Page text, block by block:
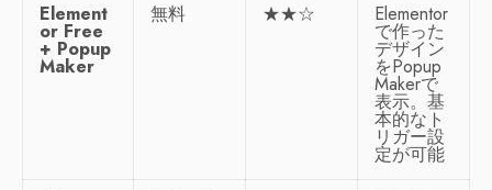
Element
or Free
+ Popup
Maker
無料 ★★☆ Elementor
で作った
デザイン
をPopup
Makerで
表示。基
本的なト
リガー設
定が可能